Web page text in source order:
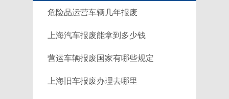
危险品运营车辆几年报废
上海汽车报废能拿到多少钱
营运车辆报废国家有哪些规定
上海旧车报废办理去哪里